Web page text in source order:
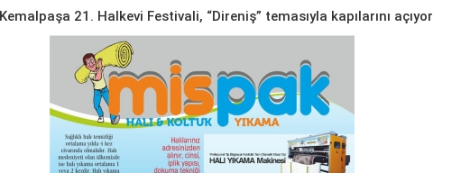
Kemalpaşa 21. Halkevi Festivali, “Direniş” temasıyla kapılarını açıyor